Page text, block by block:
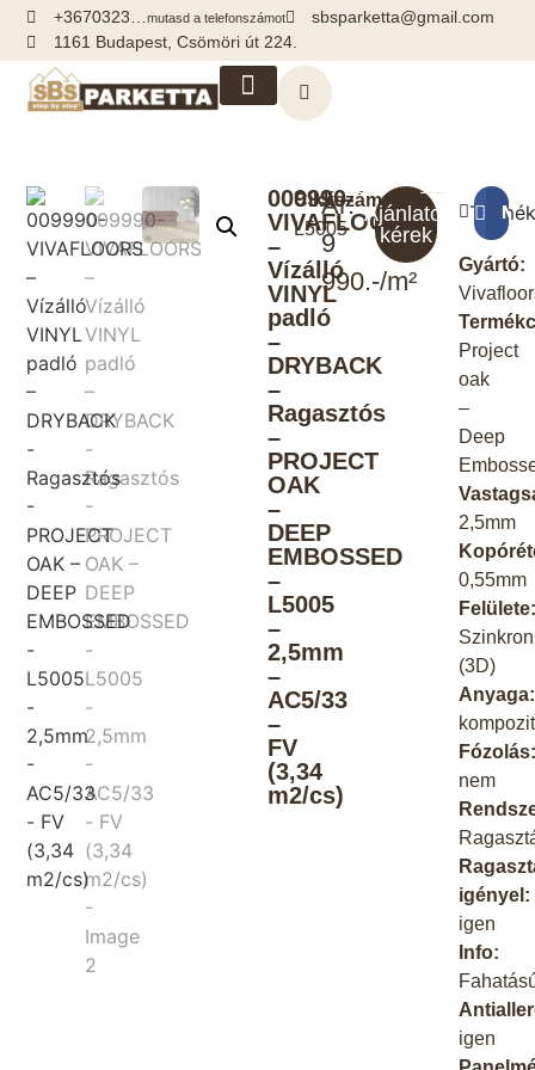
+3670323…mutasd a telefonszámot
sbsparketta@gmail.com
1161 Budapest, Csömöri út 224.
009990-
VIVAFLOORS
–
Vízálló
VINYL
padló
–
DRYBACK
–
Ragasztós
–
PROJECT
OAK
–
DEEP
EMBOSSED
–
L5005
–
2,5mm
–
AC5/33
–
FV
(3,34
m2/cs)
Cikkszám:
L5005
Ár:
9
990.-/m²
Ajánlatot
kérek
Gyártó:
Project
oak
–
Deep
2,5mm
0,55mm
(3D)
Anyaga:
kompozit
nem
igényel:
igen
Info:
igen